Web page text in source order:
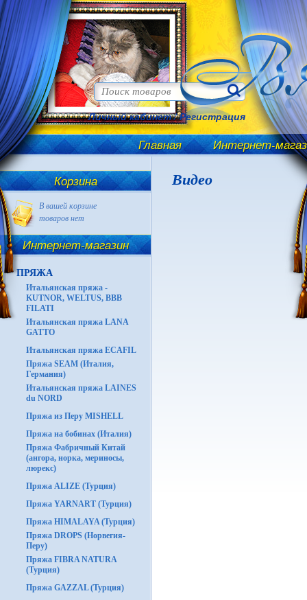
Личный кабинет/Регистрация
Главная Интернет-
Корзина
В вашей корзине
товаров нет
Интернет-магазин
ПРЯЖА
Итальянская пряжа -
KUTNOR, WELTUS, BBB
FILATI
Итальянская пряжа LANA
GATTO
Итальянская пряжа ECAFIL
Пряжа SEAM (Италия,
Германия)
Итальянская пряжа LAINES
du NORD
Пряжа из Перу MISHELL
Пряжа на бобинах (Италия)
Пряжа Фабричный Китай
(ангора, норка, мериносы,
люрекс)
Пряжа ALIZE (Турция)
Пряжа YARNART (Турция)
Пряжа HIMALAYA (Турция)
Пряжа DROPS (Норвегия-
Перу)
Пряжа FIBRA NATURA
(Турция)
Пряжа GAZZAL (Турция)
Видео